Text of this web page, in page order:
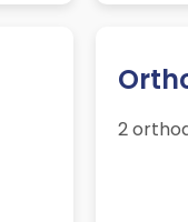
2